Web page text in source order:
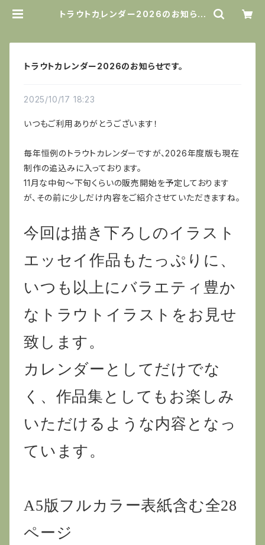
トラウトカレンダー2026のお知らせ
トラウトカレンダー2026のお知らせです。
2025/10/17 18:23
いつもご利用ありがとうございます！
毎年恒例のトラウトカレンダーですが、2026年度版も現在
制作の追込みに入っております。
11月な中旬〜下旬くらいの販売開始を予定しております
が、その前に少しだけ内容をご紹介させていただきますね。
今回は描き下ろしのイラスト
エッセイ作品もたっぷりに、
いつも以上にバラエティ豊か
なトラウトイラストをお見せ
致します。
カレンダーとしてだけでな
く、作品集としてもお楽しみ
いただけるような内容となっ
ています。
A5版フルカラー表紙含む全28
ページ